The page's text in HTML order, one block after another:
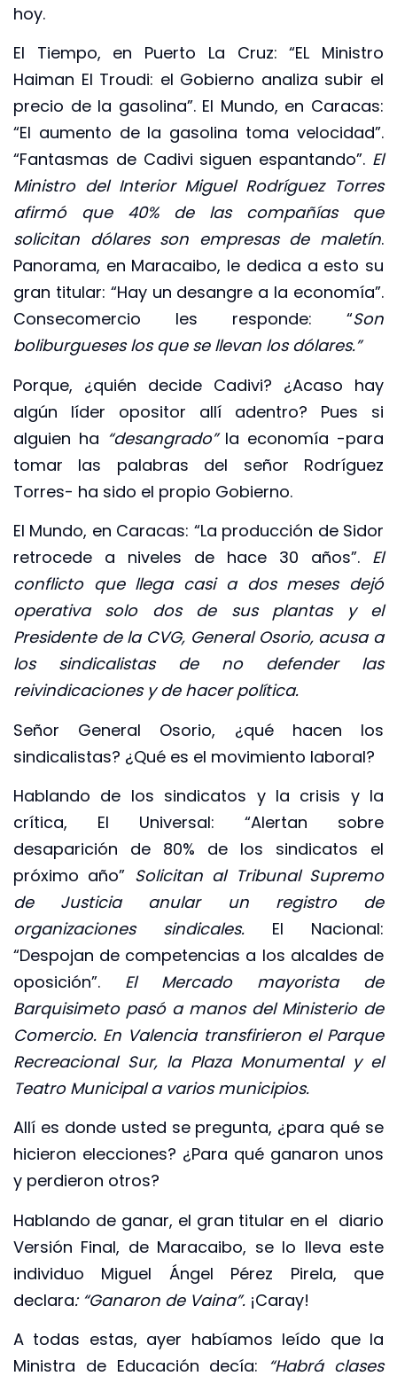
hoy.
El Tiempo, en Puerto La Cruz: “EL Ministro
Haiman El Troudi: el Gobierno analiza subir el
precio de la gasolina”. El Mundo, en Caracas:
“El aumento de la gasolina toma velocidad”.
“Fantasmas de Cadivi siguen espantando”. El
Ministro del Interior Miguel Rodríguez Torres
afirmó que 40% de las compañías que
solicitan dólares son empresas de maletín.
Panorama, en Maracaibo, le dedica a esto su
gran titular: “Hay un desangre a la economía”.
Consecomercio les responde: “Son
boliburgueses los que se llevan los dólares.”
Porque, ¿quién decide Cadivi? ¿Acaso hay
algún líder opositor allí adentro? Pues si
alguien ha “desangrado”la economía -para
tomar las palabras del señor Rodríguez
Torres- ha sido el propio Gobierno.
El Mundo, en Caracas: “La producción de Sidor
retrocede a niveles de hace 30 años”. El
conflicto que llega casi a dos meses dejó
operativa solo dos de sus plantas y el
Presidente de la CVG, General Osorio, acusa a
los sindicalistas de no defender las
reivindicaciones y de hacer política.
Señor General Osorio, ¿qué hacen los
sindicalistas? ¿Qué es el movimiento laboral?
Hablando de los sindicatos y la crisis y la
crítica, El Universal: “Alertan sobre
desaparición de 80% de los sindicatos el
próximo año” Solicitan al Tribunal Supremo
de Justicia anular un registro de
organizaciones sindicales. El Nacional:
“Despojan de competencias a los alcaldes de
oposición”. El Mercado mayorista de
Barquisimeto pasó a manos del Ministerio de
Comercio. En Valencia transfirieron el Parque
Recreacional Sur, la Plaza Monumental y el
Teatro Municipal a varios municipios.
Allí es donde usted se pregunta, ¿para qué se
hicieron elecciones? ¿Para qué ganaron unos
y perdieron otros?
Hablando de ganar, el gran titular en el diario
Versión Final, de Maracaibo, se lo lleva este
individuo Miguel Ángel Pérez Pirela, que
declara: “Ganaron de Vaina”. ¡Caray!
A todas estas, ayer habíamos leído que la
Ministra de Educación decía: “Habrá clases